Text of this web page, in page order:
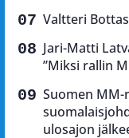
Valtteri
Jari-Matti
”Miksi rallin
Suomen
ulosajon